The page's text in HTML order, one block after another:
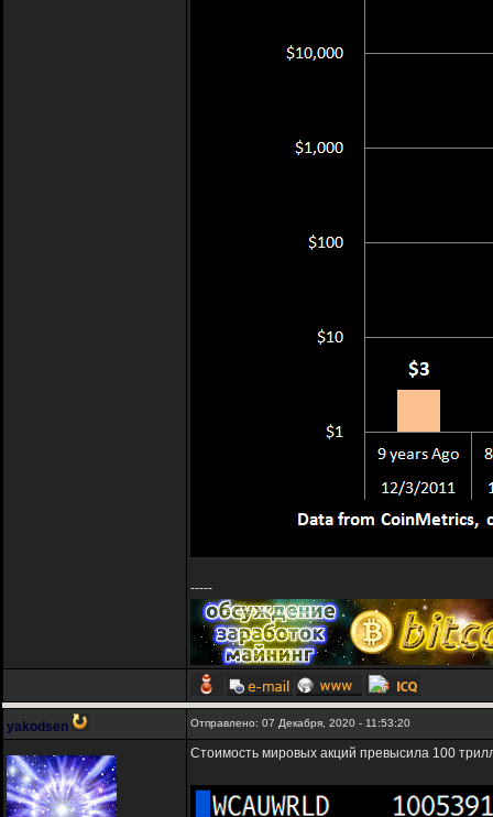
-----
yakodsen Отправлено: 07 Декабря, 2020 - 11:53:20
Стоимость мировых акций превысила 100